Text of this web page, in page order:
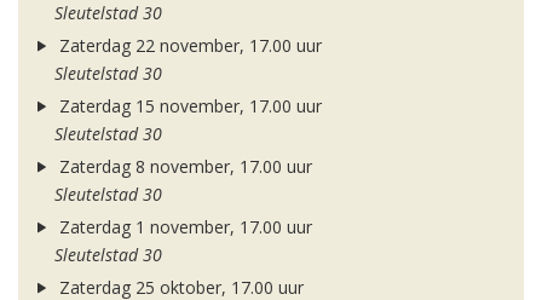
Sleutelstad 30
Zaterdag 22 november, 17.00 uur
Sleutelstad 30
Zaterdag 15 november, 17.00 uur
Sleutelstad 30
Zaterdag 8 november, 17.00 uur
Sleutelstad 30
Zaterdag 1 november, 17.00 uur
Sleutelstad 30
Zaterdag 25 oktober, 17.00 uur